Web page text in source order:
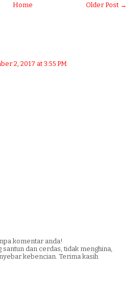
Older Post →
Home
2, 2017 at 3:55 PM
komentar anda!
dan cerdas, tidak menghina,
kebencian. Terima kasih